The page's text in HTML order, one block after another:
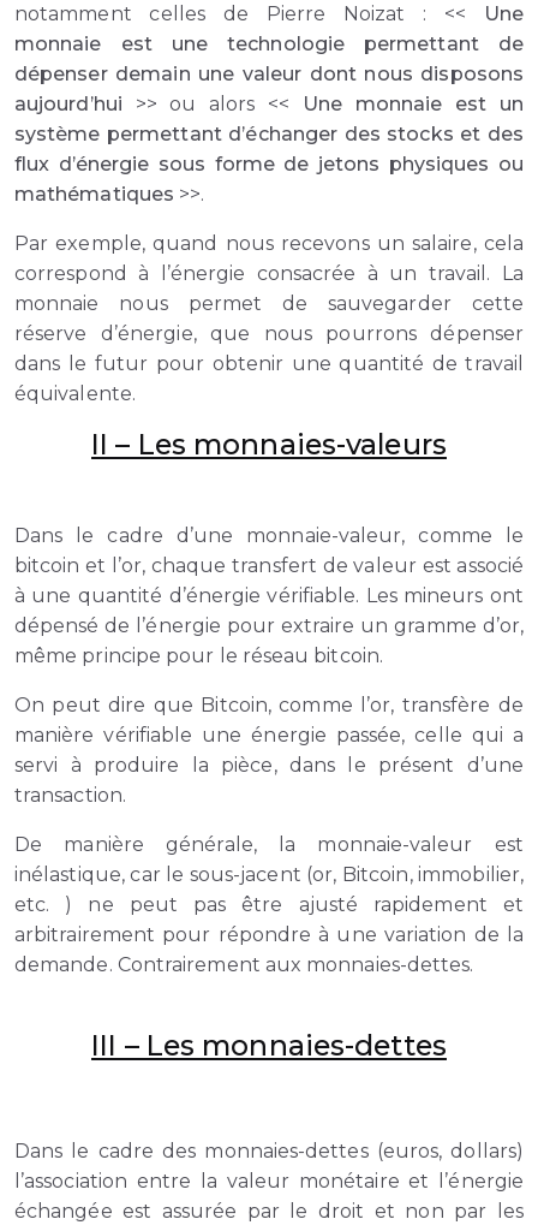
notamment celles de Pierre Noizat : <<
Une
monnaie est une technologie permettant de
dépenser demain une valeur dont nous disposons
aujourd’hui >> ou alors <<
Une monnaie est un
système permettant d’échanger des stocks et des
flux d’énergie sous forme de jetons physiques ou
mathématiques >>.
Par exemple, quand nous recevons un salaire, cela
correspond à l’énergie consacrée à un travail. La
monnaie nous permet de sauvegarder cette
réserve d’énergie, que nous pourrons dépenser
dans le futur pour obtenir une quantité de travail
équivalente.
II – Les monnaies-valeurs
Dans le cadre d’une monnaie-valeur, comme le
bitcoin et l’or, chaque transfert de valeur est associé
à une quantité d’énergie vérifiable. Les mineurs ont
dépensé de l’énergie pour extraire un gramme d’or,
même principe pour le réseau bitcoin.
On peut dire que Bitcoin, comme l’or, transfère de
manière vérifiable une énergie passée, celle qui a
servi à produire la pièce, dans le présent d’une
transaction.
De manière générale, la monnaie-valeur est
inélastique, car le sous-jacent (or, Bitcoin, immobilier,
etc. ) ne peut pas être ajusté rapidement et
arbitrairement pour répondre à une variation de la
demande. Contrairement aux monnaies-dettes.
III – Les monnaies-dettes
Dans le cadre des monnaies-dettes (euros, dollars)
l’association entre la valeur monétaire et l’énergie
échangée est assurée par le droit et non par les